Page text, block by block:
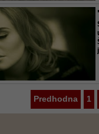
Predhodna 1